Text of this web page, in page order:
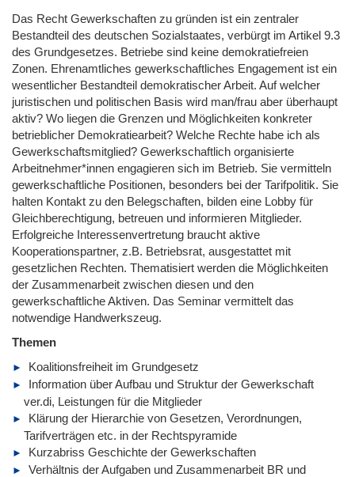
Das Recht Gewerkschaften zu gründen ist ein zentraler
Bestandteil des deutschen Sozialstaates, verbürgt im Artikel 9.3
des Grundgesetzes. Betriebe sind keine demokratiefreien
Zonen. Ehrenamtliches gewerkschaftliches Engagement ist ein
wesentlicher Bestandteil demokratischer Arbeit. Auf welcher
juristischen und politischen Basis wird man/frau aber überhaupt
aktiv? Wo liegen die Grenzen und Möglichkeiten konkreter
betrieblicher Demokratiearbeit? Welche Rechte habe ich als
Gewerkschaftsmitglied? Gewerkschaftlich organisierte
Arbeitnehmer*innen engagieren sich im Betrieb. Sie vermitteln
gewerkschaftliche Positionen, besonders bei der Tarifpolitik. Sie
halten Kontakt zu den Belegschaften, bilden eine Lobby für
Gleichberechtigung, betreuen und informieren Mitglieder.
Erfolgreiche Interessenvertretung braucht aktive
Kooperationspartner, z.B. Betriebsrat, ausgestattet mit
gesetzlichen Rechten. Thematisiert werden die Möglichkeiten
der Zusammenarbeit zwischen diesen und den
gewerkschaftliche Aktiven. Das Seminar vermittelt das
notwendige Handwerkszeug.
Themen
Koalitionsfreiheit im Grundgesetz
Information über Aufbau und Struktur der Gewerkschaft
ver.di, Leistungen für die Mitglieder
Klärung der Hierarchie von Gesetzen, Verordnungen,
Tarifverträgen etc. in der Rechtspyramide
Kurzabriss Geschichte der Gewerkschaften
Verhältnis der Aufgaben und Zusammenarbeit BR und